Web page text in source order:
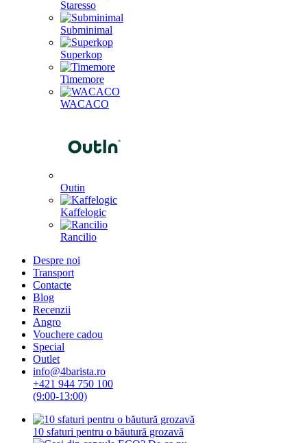
Staresso
Subminimal
Superkop
Timemore
WACACO
Outin
Kaffelogic
Rancilio
Despre noi
Transport
Contacte
Blog
Recenzii
Angro
Vouchere cadou
Special
Outlet
info@4barista.ro
+421 944 750 100
(9:00-13:00)
10 sfaturi pentru o băutură grozavă